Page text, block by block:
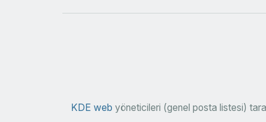
KDE web yöneticileri (genel posta listesi)